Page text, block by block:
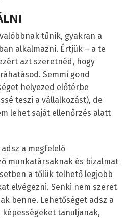
tűnik, gyakran a
alkalmazni. Értjük – a te
azt szeretnéd, hogy
Semmi gond
helyezed előtérbe
teszi a vállalkozást), de
lehet saját ellenőrzés alatt
a megfelelő
munkatársaknak és bizalmat
a tőlük telhető legjobb
elvégezni. Senki nem szeret
benne. Lehetőséget adsz a
tanuljanak,